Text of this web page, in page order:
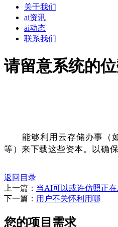
关于我们
ai资讯
ai动态
联系我们
请留意系统的位
能够利用云存储办事（
等）来下载这些资本。以确
返回目录
上一篇： 当AI可以或许仿照正
下一篇： 用户不关怀利用哪
您的项目需求